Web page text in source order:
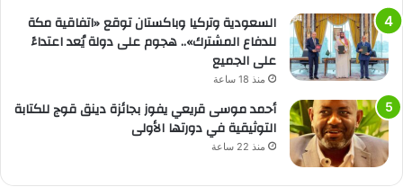
السعودية وتركيا وباكستان توقع «اتفاقية مكة
للدفاع المشترك».. هجوم على دولة يُعد اعتداءً
على الجميع
منذ 18 ساعة
أحمد موسى قريعي يفوز بجائزة دينق قوج للكتابة
التوثيقية في دورتها الأولى
منذ 22 ساعة